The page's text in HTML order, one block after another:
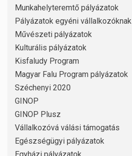
Munkahelyteremtő pályázatok
Pályázatok egyéni vállalkozóknak
Művészeti pályázatok
Kulturális pályázatok
Kisfaludy Program
Magyar Falu Program pályázatok
Széchenyi 2020
GINOP
GINOP Plusz
Vállalkozóvá válási támogatás
Egészségügyi pályázatok